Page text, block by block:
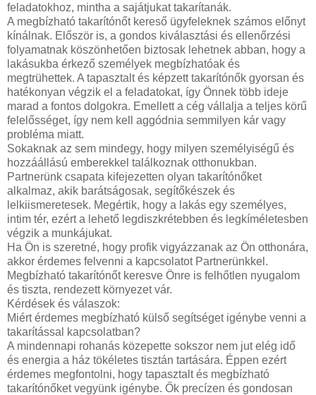
feladatokhoz, mintha a sajátjukat takarítanák.
A megbízható takarítónőt kereső ügyfeleknek számos előnyt
kínálnak. Először is, a gondos kiválasztási és ellenőrzési
folyamatnak köszönhetően biztosak lehetnek abban, hogy a
lakásukba érkező személyek megbízhatóak és
megtrühettek. A tapasztalt és képzett takarítónők gyorsan és
hatékonyan végzik el a feladatokat, így Önnek több ideje
marad a fontos dolgokra. Emellett a cég vállalja a teljes körű
felelősséget, így nem kell aggódnia semmilyen kár vagy
probléma miatt.
Sokaknak az sem mindegy, hogy milyen személyiségű és
hozzáállású emberekkel találkoznak otthonukban.
Partnerünk csapata kifejezetten olyan takarítónőket
alkalmaz, akik barátságosak, segítőkészek és
lelkiismeretesek. Megértik, hogy a lakás egy személyes,
intim tér, ezért a lehető legdiszkrétebben és legkíméletesben
végzik a munkájukat.
Ha Ön is szeretné, hogy profik vigyázzanak az Ön otthonára,
akkor érdemes felvenni a kapcsolatot Partnerünkkel.
Megbízható takarítónőt keresve Önre is felhőtlen nyugalom
és tiszta, rendezett környezet vár.
Kérdések és válaszok:
Miért érdemes megbízható külső segítséget igénybe venni a
takarítással kapcsolatban?
A mindennapi rohanás közepette sokszor nem jut elég idő
és energia a ház tökéletes tisztán tartására. Éppen ezért
érdemes megfontolni, hogy tapasztalt és megbízható
takarítónőket vegyünk igénybe. Ők precízen és gondosan